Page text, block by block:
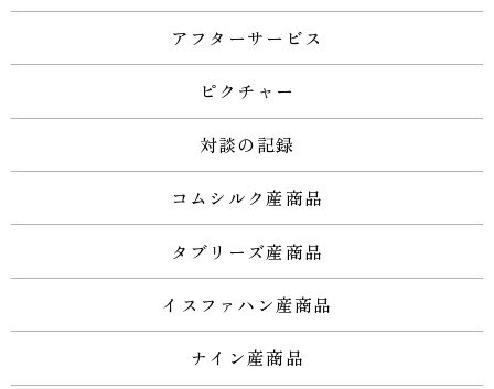
アフターサービス
ピクチャー
対談の記録
コムシルク産商品
タブリーズ産商品
イスファハン産商品
ナイン産商品